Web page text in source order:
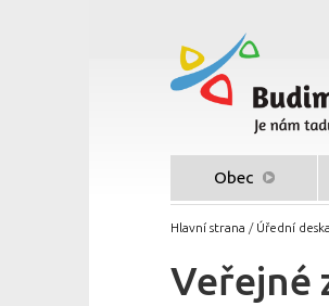
Obec
Hlavní strana / Úřední deska
Veřejné